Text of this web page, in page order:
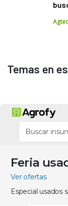
Temas en
Feria
Ver ofertas
Especial usados